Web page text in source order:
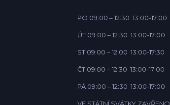
PO 09:00 – 12:30 13:00-17:00
ÚT 09:00 – 12:30 13:00-17:00
ST 09:00 – 12:00 13:00-17:30
ČT 09:00 – 12:30 13:00-17:00
PÁ 09:00 – 12:30 13:00-17:00